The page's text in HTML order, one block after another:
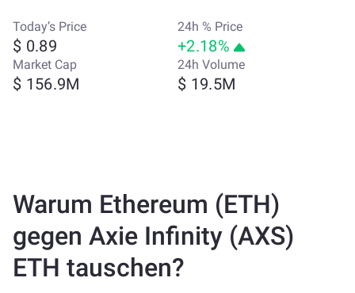
Today’s Price
$ 0.89
24h % Price
+2.18%
Market Cap
$ 156.9M
24h Volume
$ 19.5M
Warum Ethereum (ETH)
gegen Axie Infinity (AXS)
ETH tauschen?